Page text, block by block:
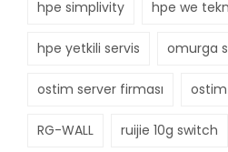
hpe simplivity hpe we
hpe yetkili servis omurga
ostim server firması
RG-WALL ruijie 10g switch